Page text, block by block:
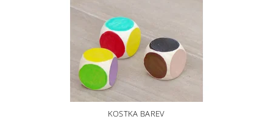
KOSTKA BAREV